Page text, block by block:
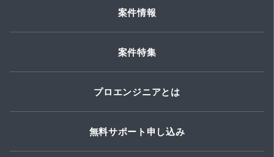
案件情報
案件特集
プロエンジニアとは
無料サポート申し込み